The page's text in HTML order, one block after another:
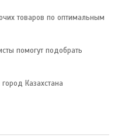
товаров по оптимальным
помогут подобрать
Казахстана